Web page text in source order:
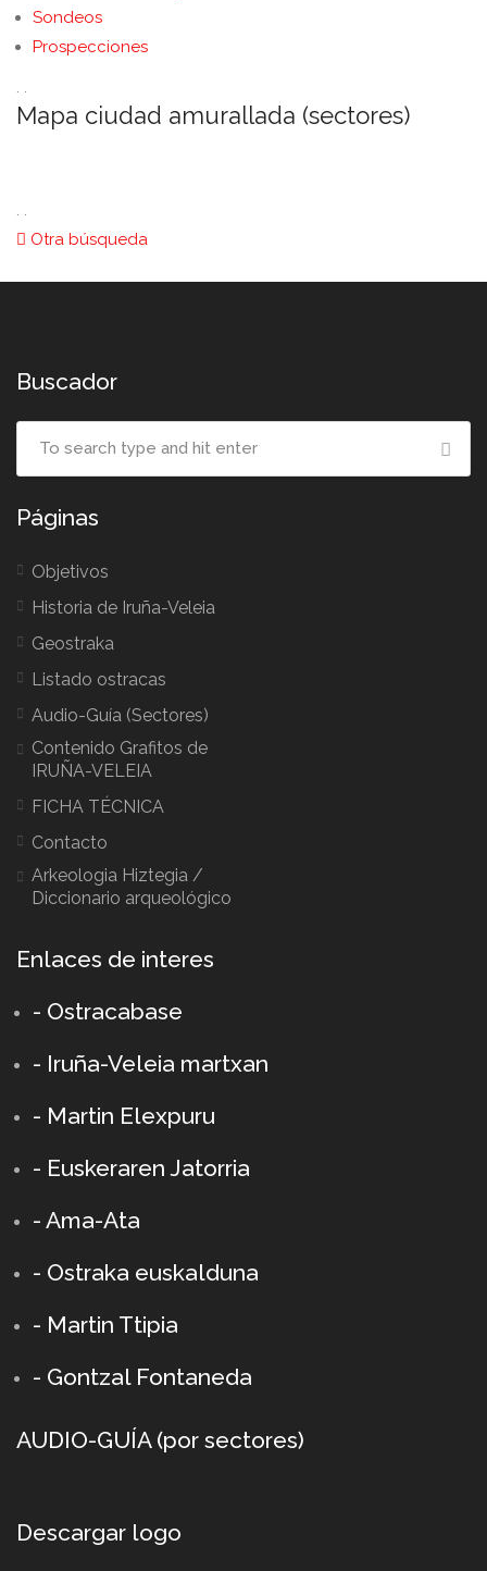
Sondeos
Prospecciones
. .
Mapa ciudad amurallada (sectores)
. .
Otra búsqueda
Buscador
Páginas
Objetivos
Historia de Iruña-Veleia
Geostraka
Listado ostracas
Audio-Guía (Sectores)
Contenido Grafitos de
IRUÑA-VELEIA
FICHA TÉCNICA
Contacto
Arkeologia Hiztegia /
Diccionario arqueológico
Enlaces de interes
- Ostracabase
- Iruña-Veleia martxan
- Martin Elexpuru
- Euskeraren Jatorria
- Ama-Ata
- Ostraka euskalduna
- Martin Ttipia
- Gontzal Fontaneda
AUDIO-GUÍA (por sectores)
Descargar logo